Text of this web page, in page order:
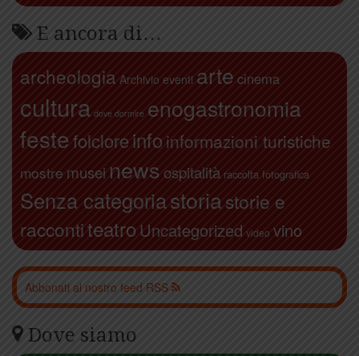
E ancora di…
archeologia Archivio eventi arte cinema
cultura dove dormire enogastronomia
festefolcloreinfo informazioni turistiche
mostre musei news ospitalità raccolta fotografica
Senza categoriastoriastorie e
raccontiteatro Uncategorized video vino
Abbonati al nostro feed RSS
Dove siamo